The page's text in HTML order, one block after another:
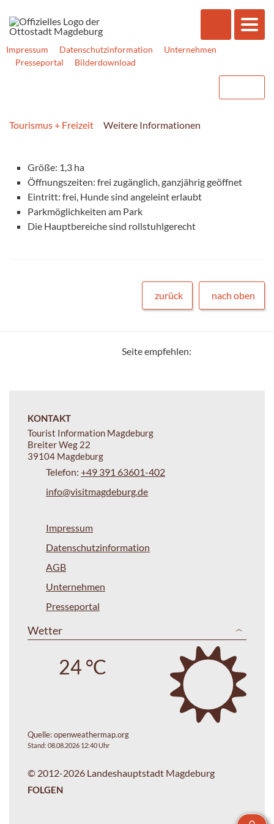
Impressum Datenschutzinformation
Unternehmen
Presseportal
Bilderdownload
Tourismus + Freizeit Weitere Informationen
Größe: 1,3 ha
Öffnungszeiten: frei zugänglich, ganzjährig geöffnet
Eintritt: frei, Hunde sind angeleint erlaubt
Parkmöglichkeiten am Park
Die Hauptbereiche sind rollstuhlgerecht
zurück nach oben
Seite empfehlen:
KONTAKT
Tourist Information Magdeburg
Breiter Weg 22
39104 Magdeburg
Telefon: +49 391 63601-402
info@visitmagdeburg.de
Impressum
Datenschutzinformation
AGB
Unternehmen
Presseportal
Wetter
24 °C
Quelle:openweathermap.org
Stand: 08.08.2026 12:40 Uhr
© 2012-2026 Landeshauptstadt Magdeburg
FOLGEN